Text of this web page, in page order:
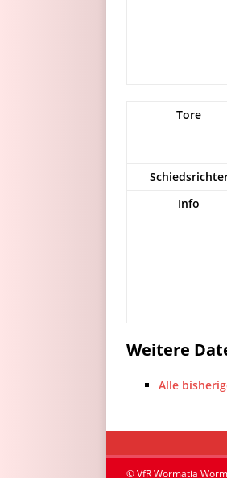
Tore
Info
Weitere
Alle
© VfR Wormatia